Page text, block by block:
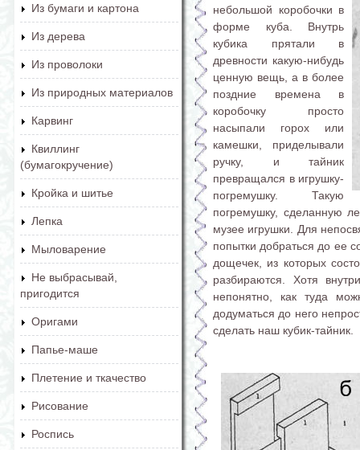
Из бумаги и картона
Из дерева
Из проволоки
Из природных материалов
Карвинг
Квиллинг
(бумагокручение)
Кройка и шитье
Лепка
Мыловарение
Не выбрасывай,
пригодится
Оригами
Папье-маше
Плетение и ткачество
Рисование
Роспись
небольшой коробочки в
форме куба. Внутрь
кубика прятали в
древности какую-нибудь
ценную вещь, а в более
поздние времена в
коробочку просто
насыпали горох или
камешки, приделывали
ручку, и тайник
превращался в игрушку-
погремушку. Такую
погремушку, сделанную
музее игрушки. Для
попытки добраться до ее
дощечек, из которых
разбираются. Хотя
непонятно, как туда
додуматься до него
сделать наш кубик-тайник.